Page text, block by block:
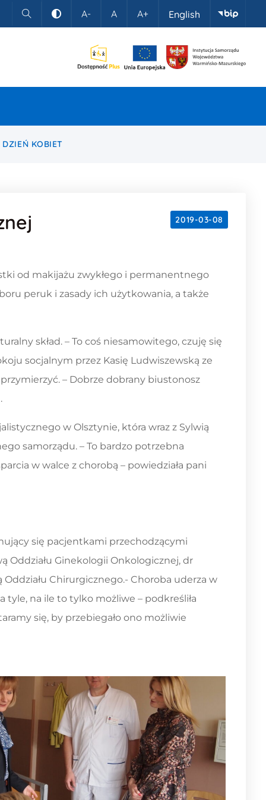
Szukaj Kontrast
A- A A+ English
KOBIET
2019-03-08
od makijażu zwykłego i permanentnego
peruk i zasady ich użytkowania, a także
skład. – To coś niesamowitego, czuję się
socjalnym przez Kasię Ludwiszewską ze
– Dobrze dobrany biustonosz
w Olsztynie, która wraz z Sylwią
samorządu. – To bardzo potrzebna
w walce z chorobą – powiedziała pani
się pacjentkami przechodzącymi
Oddziału Ginekologii Onkologicznej, dr
Chirurgicznego.- Choroba uderza w
tyle, na ile to tylko możliwe – podkreśliła
się, by przebiegało ono możliwie